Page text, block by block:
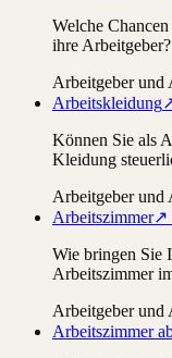
Welche
ihre Arbeitgeber?
Arbeitgeber und
Arbeitskleidung
Können Sie als
Kleidung
Arbeitgeber und
Arbeitszimmer↗
Wie bringen Sie
Arbeitszimmer
Arbeitgeber und
Arbeitszimmer